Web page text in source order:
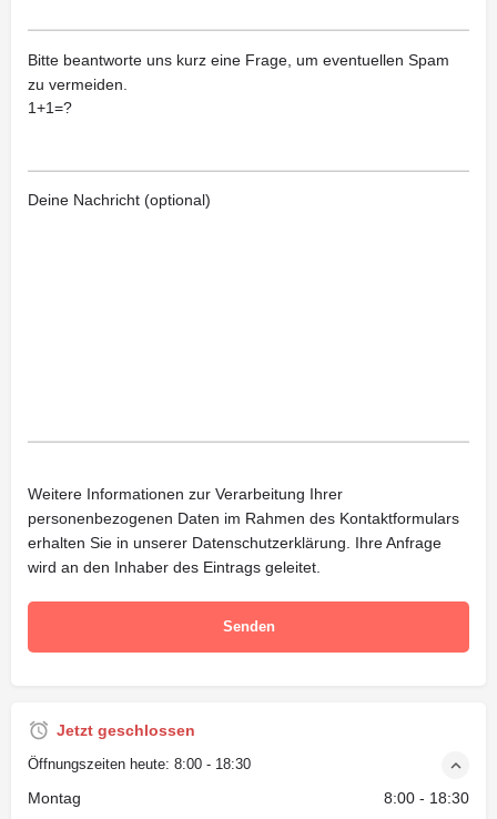
Bitte beantworte uns kurz eine Frage, um eventuellen Spam
zu vermeiden.
1+1=?
Deine Nachricht (optional)
Weitere Informationen zur Verarbeitung Ihrer
personenbezogenen Daten im Rahmen des Kontaktformulars
erhalten Sie in unserer Datenschutzerklärung. Ihre Anfrage
wird an den Inhaber des Eintrags geleitet.
Jetzt geschlossen
Öffnungszeiten heute: 8:00 - 18:30
Montag 8:00 - 18:30